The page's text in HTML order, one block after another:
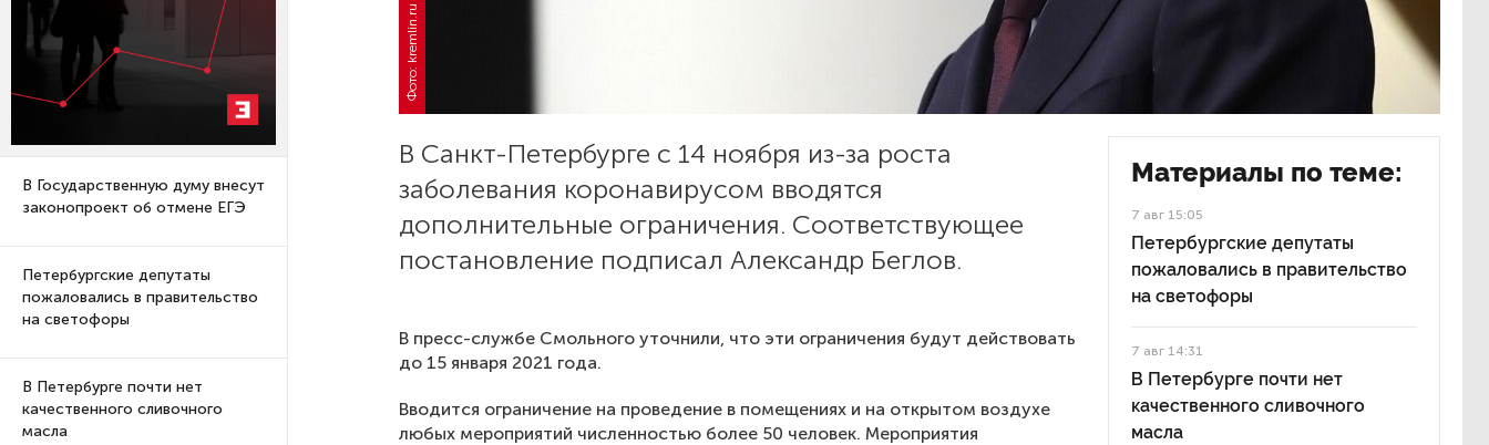
В Государственную думу внесут
законопроект об отмене ЕГЭ
Петербургские депутаты
пожаловались в правительство
на светофоры
В Петербурге почти нет
качественного сливочного
масла
Фото: kremlin.ru
В Санкт-Петербурге с 14 ноября из-за роста
заболевания коронавирусом вводятся
дополнительные ограничения. Соответствующее
постановление подписал Александр Беглов.
В пресс-службе Смольного уточнили, что эти ограничения будут действовать
до 15 января 2021 года.
Вводится ограничение на проведение в помещениях и на открытом воздухе
любых мероприятий численностью более 50 человек. Мероприятия
Материалы по теме:
7 авг 15:05
Петербургские депутаты
пожаловались в правительство
на светофоры
7 авг 14:31
В Петербурге почти нет
качественного сливочного
масла